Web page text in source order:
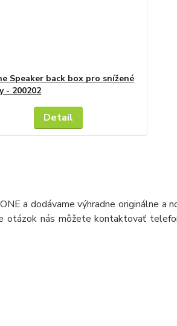
Speaker back box pro snížené
- 200202
Detail
a dodávame výhradne originálne a
otázok nás môžete kontaktovať